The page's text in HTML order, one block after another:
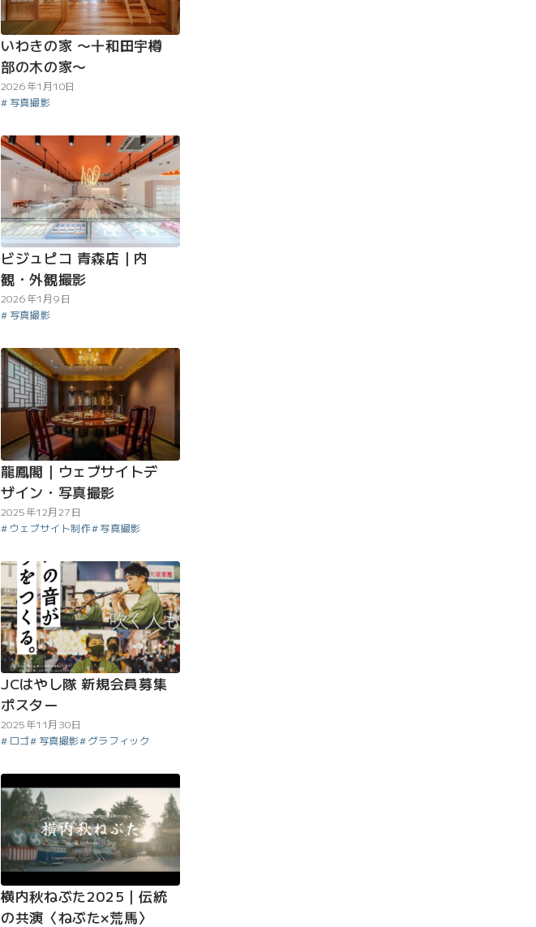
いわきの家 〜十和田宇樽
部の木の家〜
2026年1月10日
写真撮影
ビジュピコ 青森店｜内
観・外観撮影
2026年1月9日
写真撮影
龍鳳閣｜ウェブサイトデ
ザイン・写真撮影
2025年12月27日
ウェブサイト制作
写真撮影
JCはやし隊 新規会員募集
ポスター
2025年11月30日
ロゴ
写真撮影 グラフィック
横内秋ねぶた2025｜伝統
の共演〈ねぶた×荒馬〉